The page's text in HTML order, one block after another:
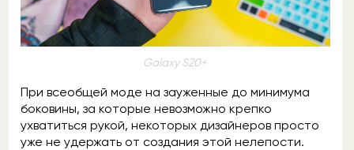
Galaxy S20+
При всеобщей моде на зауженные до минимума
боковины, за которые невозможно крепко
ухватиться рукой, некоторых дизайнеров просто
уже не удержать от создания этой нелепости.